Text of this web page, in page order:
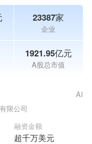
23387家
企业
1921.95亿元
A股总市值
限公司
融资金额
超千万美元
AI